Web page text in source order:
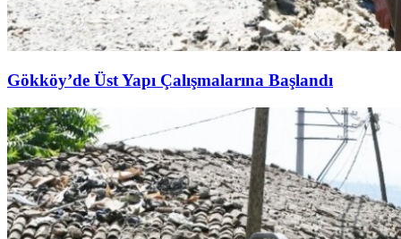
Gökköy’de Üst Yapı Çalışmalarına Başlandı